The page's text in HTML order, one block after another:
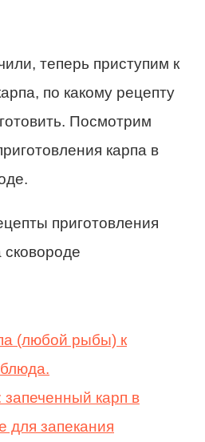
теперь приступим к
по какому рецепту
Посмотрим
карпа в
(любой рыбы) к
карп в
для запекания